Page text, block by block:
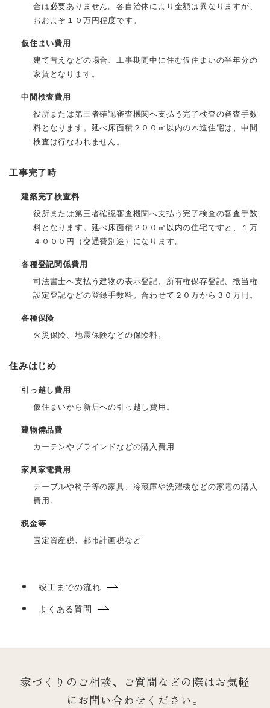
合は必要ありません。各自治体により金額は異なりますが、
おおよそ１０万円程度です。
仮住まい費用
建て替えなどの場合、工事期間中に住む仮住まいの半年分の
家賃となります。
中間検査費用
役所または第三者確認審査機関へ支払う完了検査の審査手数
料となります。延べ床面積２００㎡以内の木造住宅は、中間
検査は行なわれません。
工事完了時
建築完了検査料
役所または第三者確認審査機関へ支払う完了検査の審査手数
料となります。延べ床面積２００㎡以内の住宅ですと、１万
４０００円（交通費別途）になります。
各種登記関係費用
司法書士へ支払う建物の表示登記、所有権保存登記、抵当権
設定登記などの登録手数料。合わせて２０万から３０万円。
各種保険
火災保険、地震保険などの保険料。
住みはじめ
引っ越し費用
仮住まいから新居への引っ越し費用。
建物備品費
カーテンやブラインドなどの購入費用
家具家電費用
テーブルや椅子等の家具、冷蔵庫や洗濯機などの家電の購入
費用。
税金等
固定資産税、都市計画税など
竣工までの流れ
よくある質問
家づくりのご相談、ご質問などの際はお気軽
にお問い合わせください。